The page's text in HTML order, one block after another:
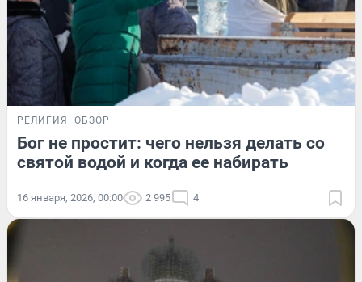
РЕЛИГИЯ ОБЗОР
Бог не простит: чего нельзя делать со
святой водой и когда ее набирать
16 января, 2026, 00:00 2 995 4